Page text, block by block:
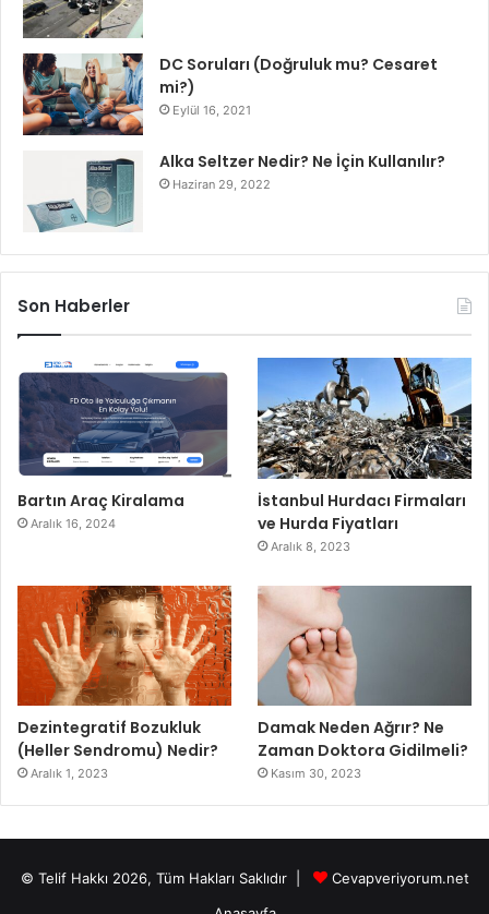
DC Soruları (Doğruluk mu? Cesaret
mi?)
Eylül 16, 2021
Alka Seltzer Nedir? Ne İçin Kullanılır?
Haziran 29, 2022
Son Haberler
Bartın Araç Kiralama
Aralık 16, 2024
İstanbul Hurdacı Firmaları
ve Hurda Fiyatları
Aralık 8, 2023
Dezintegratif Bozukluk
(Heller Sendromu) Nedir?
Aralık 1, 2023
Damak Neden Ağrır? Ne
Zaman Doktora Gidilmeli?
Kasım 30, 2023
© Telif Hakkı 2026, Tüm Hakları Saklıdır |
Cevapveriyorum.net